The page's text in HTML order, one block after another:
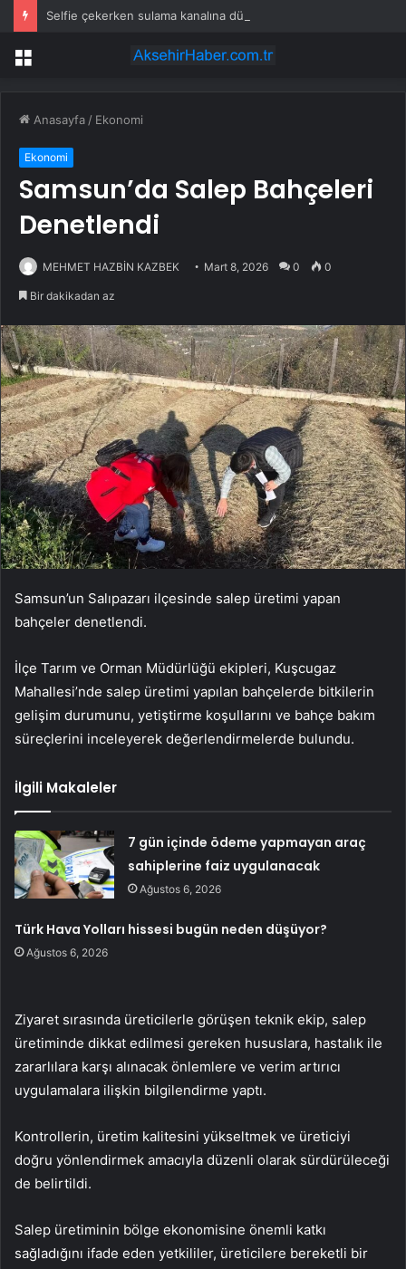
Selfie çekerken sulama kanalına düştü
Menü
Anasayfa / Ekonomi
Ekonomi
Samsun’da Salep Bahçeleri
Denetlendi
MEHMET HAZBİN KAZBEK Mart 8, 2026 0 0
Bir dakikadan az
Samsun’un Salıpazarı ilçesinde salep üretimi yapan
bahçeler denetlendi.
İlçe Tarım ve Orman Müdürlüğü ekipleri, Kuşcugaz
Mahallesi’nde salep üretimi yapılan bahçelerde bitkilerin
gelişim durumunu, yetiştirme koşullarını ve bahçe bakım
süreçlerini inceleyerek değerlendirmelerde bulundu.
İlgili Makaleler
7 gün içinde ödeme yapmayan araç
sahiplerine faiz uygulanacak
Ağustos 6, 2026
Türk Hava Yolları hissesi bugün neden düşüyor?
Ağustos 6, 2026
Ziyaret sırasında üreticilerle görüşen teknik ekip, salep
üretiminde dikkat edilmesi gereken hususlara, hastalık ile
zararlılara karşı alınacak önlemlere ve verim artırıcı
uygulamalara ilişkin bilgilendirme yaptı.
Kontrollerin, üretim kalitesini yükseltmek ve üreticiyi
doğru yönlendirmek amacıyla düzenli olarak sürdürüleceği
de belirtildi.
Salep üretiminin bölge ekonomisine önemli katkı
sağladığını ifade eden yetkililer, üreticilere bereketli bir